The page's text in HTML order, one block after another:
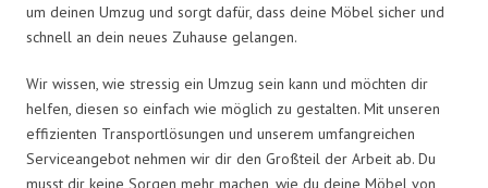
um deinen Umzug und sorgt dafür, dass deine Möbel sicher und
schnell an dein neues Zuhause gelangen.
Wir wissen, wie stressig ein Umzug sein kann und möchten dir
helfen, diesen so einfach wie möglich zu gestalten. Mit unseren
effizienten Transportlösungen und unserem umfangreichen
Serviceangebot nehmen wir dir den Großteil der Arbeit ab. Du
musst dir keine Sorgen mehr machen, wie du deine Möbel von